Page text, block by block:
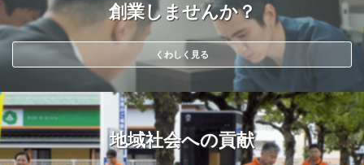
創業しませんか？
くわしく見る
地域社会への貢献